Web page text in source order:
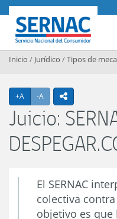
Contenido principal
SERNAC
Inicio / Jurídico /Tipos de
+A Agrandar texto
-A Achicar textoicono
Juicio:
El SERNAC
colectiva
objetivo es que